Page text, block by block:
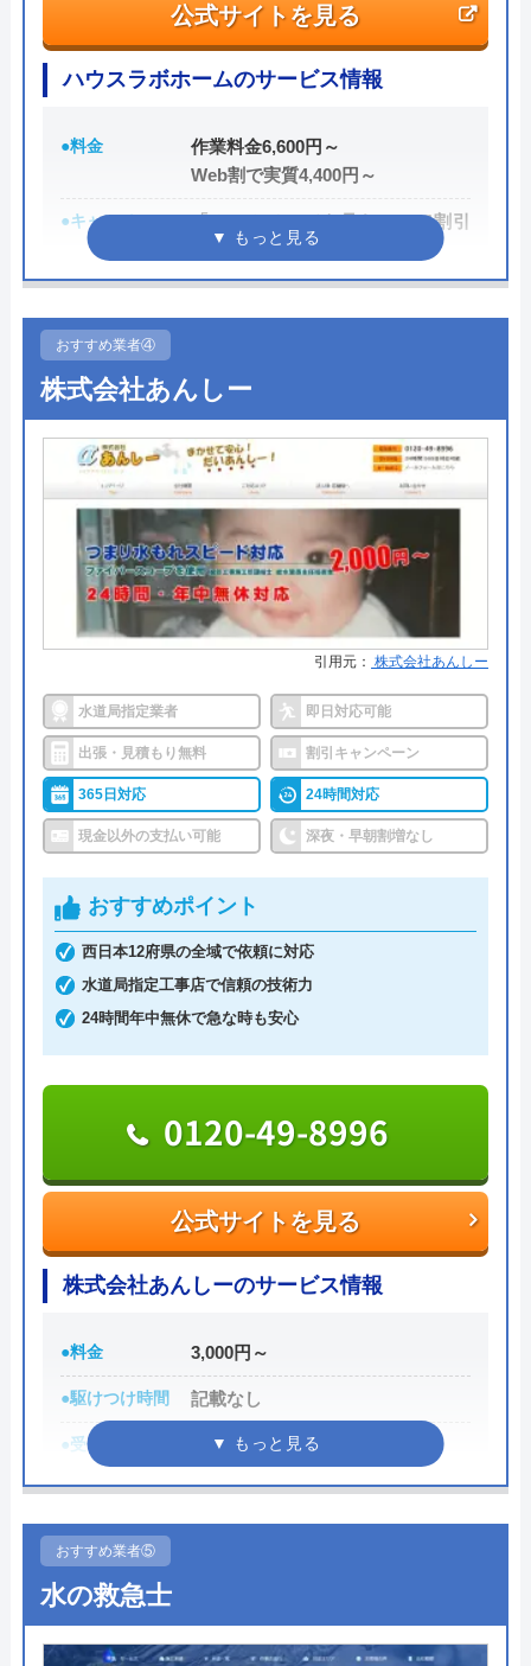
2 か月前
イースマイルさんに依頼して大正解でした！
連絡後すぐに駆けつけてくださり、あっとい
う間に解決。スタッフの方も非常に丁寧で、
安心して任せられました。これでまた快適に
使えます。迅速な対応に心から感謝します！
Googleクチコミを見る
公式サイトを見る
運営会社 水匠
代表者 野上 信寛
創業・設立 2010年8月1日（設立）
対応エリア
熊本市内全域（即対応）
熊本市以外の熊本県内（対応可能）
公式サイトを見る
ハウスラボホームのサービス情報
●料金
作業料金6,600円～
Web割で実質4,400円～
●キャンペーン
「ホームページを見た！」で割引
2,000円
●受付時間
●定休日 年中無休
●出張見積もり 出張・見積もり無料
●支払い方法
現金、クレジットカード、コンビ
ニ後払い、QRコード決済
●累計実績
提携先は大手企業との法人契約多
数
●保証・保険
商品保証最長10年・施工保証最長5
詳細は公式HPでご確認ください
ハウスラボホームがおすすめの理由
ハウスラボホームは全国各地に拠点を構えている水
道修理業者です。トイレ、キッチン、浴室などの水
6,600円からとお手頃価格で提供をしています。
万が一、水まわりに問題が発生した場合は、最短20
分でお客様の元にスタッフが駆けつけます。出張見
積もりキャンセルは0円、深夜早朝でも割増料金は
一切ありません。業務や知識の習得のために厳しい
自社研修を実施しているため、技術には問題ないよ
トラブルの原因や作業例などが分かりやすく記載さ
れており、依頼の際も安心できますね。候補のひと
つにしてみてください。
ちなみに、電話で連絡した際に「サイトを見た」と
伝えると作業料金が2,000円割引になるWEB割があ
りますので、相談する際は必ず電話で相談し、その
際には必ず「サイトを見た」と伝えましょう。
公式サイトを見る
まずは電話相談！
0120-221-611
受付時間 24時間 年中無休
おすすめ業者④
株式会社あんしー
引用元： 株式会社あんしー
水道局指定業者 即日対応可能
出張・見積もり無料 割引キャンペーン
365日対応 24時間対応
現金以外の支払い可能 深夜・早朝割増なし
おすすめポイント
西日本12府県の全域で依頼に対応
水道局指定工事店で信頼の技術力
24時間年中無休で急な時も安心
公式サイトを見る
0120-49-8996
株式会社あんしーのサービス情報
●料金 3,000円～
●駆けつけ時間 記載なし
●受付時間 24時間
●定休日 年中無休
●累計実績
株式会社あんしーがおすすめの理由
おすすめ業者⑤
水の救急士